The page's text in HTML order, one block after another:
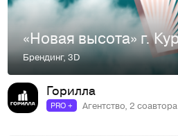
Брендинг,3D
Горилла
PRO + Агентство, 2 соавтора